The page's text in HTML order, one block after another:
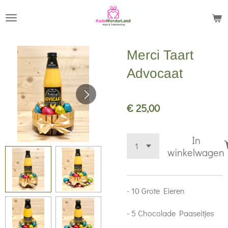
hoofdinhoud
Merci Taart
Advocaat
€ 25,00
In
winkelwagen
- 10 Grote Eieren
- 5 Chocolade Paaseitjes